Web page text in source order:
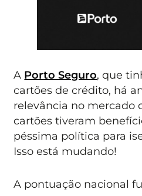
A Porto Seguro, que
cartões de crédito, há
relevância no mercado
cartões tiveram
péssima política para
Isso está mudando!
A pontuação nacional